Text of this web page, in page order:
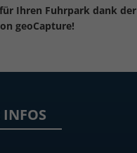
Ihren Fuhrpark dank der
geoCapture!